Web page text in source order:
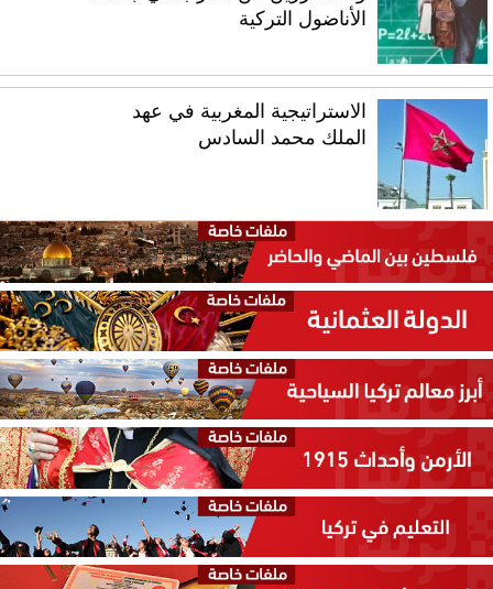
الأناضول التركية
الاستراتيجية المغربية في عهد
الملك محمد السادس